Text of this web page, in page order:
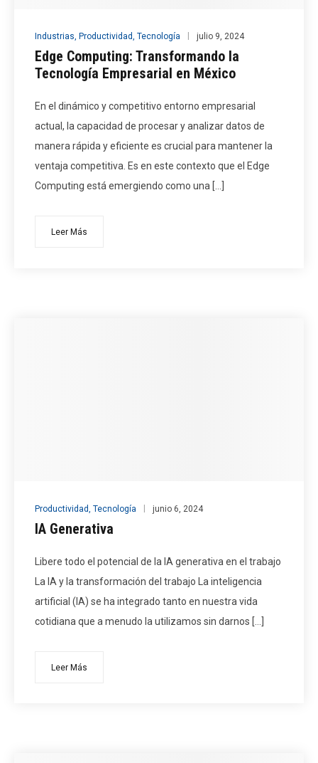
Industrias, Productividad, Tecnología julio 9, 2024
Edge Computing: Transformando la
Tecnología Empresarial en México
En el dinámico y competitivo entorno empresarial
actual, la capacidad de procesar y analizar datos de
manera rápida y eficiente es crucial para mantener la
ventaja competitiva. Es en este contexto que el Edge
Computing está emergiendo como una […]
Leer Más
Productividad Tecnología junio 6, 2024
IA Generativa
Libere todo el potencial de la IA generativa en el trabajo
La IA y la transformación del trabajo La inteligencia
artificial (IA) se ha integrado tanto en nuestra vida
cotidiana que a menudo la utilizamos sin darnos […]
Leer Más